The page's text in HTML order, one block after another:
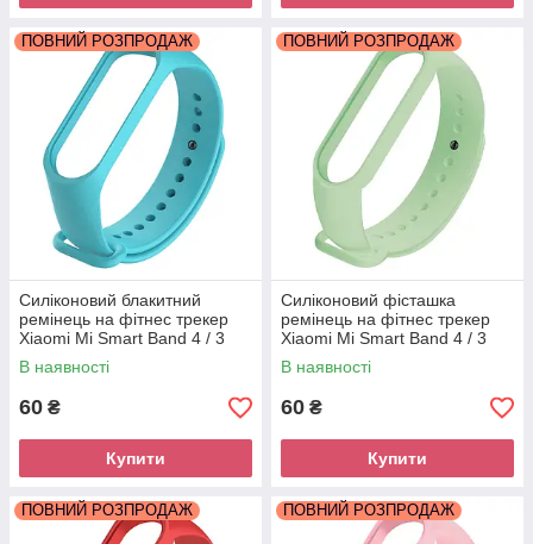
ПОВНИЙ РОЗПРОДАЖ
Силіконовий блакитний
ремінець на фітнес трекер
Xiaomi Mi Smart Band 4 / 3
браслет аксесуар заміна
В наявності
60 ₴
Купити
ПОВНИЙ РОЗПРОДАЖ
Силіконовий фісташка
ремінець на фітнес трекер
Xiaomi Mi Smart Band 4 / 3
браслет аксесуар заміна
В наявності
60 ₴
Купити
ПОВНИЙ РОЗПРОДАЖ ПОВНИЙ РОЗПРОДАЖ